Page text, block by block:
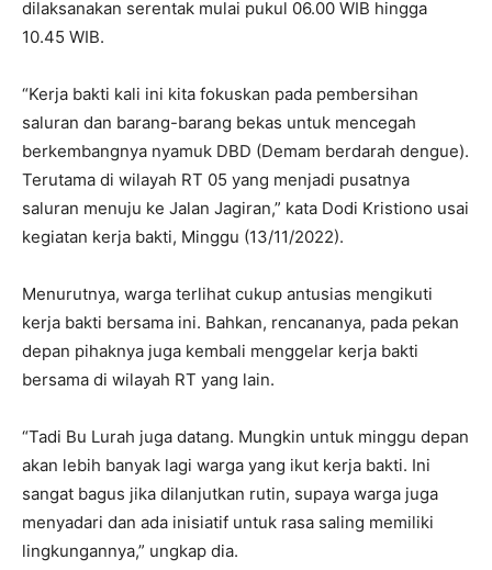
dilaksanakan serentak mulai pukul 06.00 WIB hingga
10.45 WIB.
“Kerja bakti kali ini kita fokuskan pada pembersihan
saluran dan barang-barang bekas untuk mencegah
berkembangnya nyamuk DBD (Demam berdarah dengue).
Terutama di wilayah RT 05 yang menjadi pusatnya
saluran menuju ke Jalan Jagiran,” kata Dodi Kristiono usai
kegiatan kerja bakti, Minggu (13/11/2022).
Menurutnya, warga terlihat cukup antusias mengikuti
kerja bakti bersama ini. Bahkan, rencananya, pada pekan
depan pihaknya juga kembali menggelar kerja bakti
bersama di wilayah RT yang lain.
“Tadi Bu Lurah juga datang. Mungkin untuk minggu depan
akan lebih banyak lagi warga yang ikut kerja bakti. Ini
sangat bagus jika dilanjutkan rutin, supaya warga juga
menyadari dan ada inisiatif untuk rasa saling memiliki
lingkungannya,” ungkap dia.